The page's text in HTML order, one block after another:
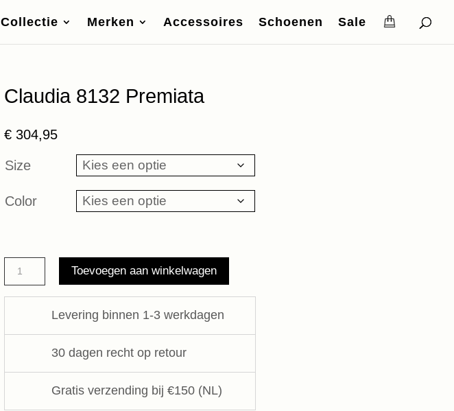
Collectie Merken Accessoires Schoenen Sale
Claudia 8132 Premiata
€ 304,95
Size
Color
Claudia
8132
Premiata
Toevoegen aan winkelwagen
Levering binnen 1-3 werkdagen
30 dagen recht op retour
Gratis verzending bij €150 (NL)